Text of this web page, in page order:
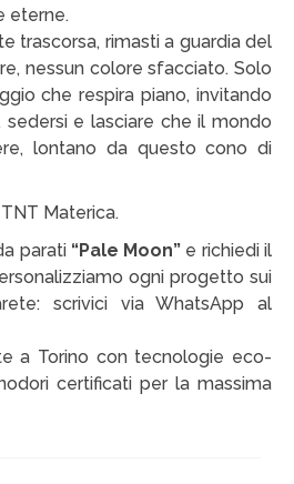
eterne.
trascorsa, rimasti a guardia del
nessun colore sfacciato. Solo
che respira piano, invitando
sedersi e lasciare che il mondo
lontano da questo cono di
Materica.
parati “Pale Moon” e richiedi il
ogni progetto sui
scrivici via WhatsApp al
a Torino con tecnologie eco-
certificati per la massima